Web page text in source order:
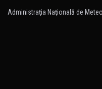
Administraţia Naţională de